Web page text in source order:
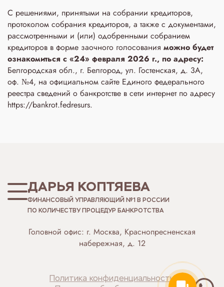
С решениями, принятыми на собрании кредиторов,
протоколом собрания кредиторов, а также с документами,
рассмотренными и (или) одобренными собранием
кредиторов в форме заочного голосования можно будет
ознакомиться с «24» февраля 2026 г., по адресу:
Белгородская обл., г. Белгород, ул. Гостенская, д. 3A,
оф. №4, на официальном сайте Единого федерального
реестра сведений о банкротстве в сети интернет по адресу
https://bankrot.fedresurs.
ДАРЬЯ КОПТЯЕВА
ФИНАНСОВЫЙ УПРАВЛЯЮЩИЙ №1 В РОССИИ
ПО КОЛИЧЕСТВУ ПРОЦЕДУР БАНКРОТСТВА
Головной офис: г. Москва, Краснопресненская
набережная, д. 12
Политика конфиденциальности